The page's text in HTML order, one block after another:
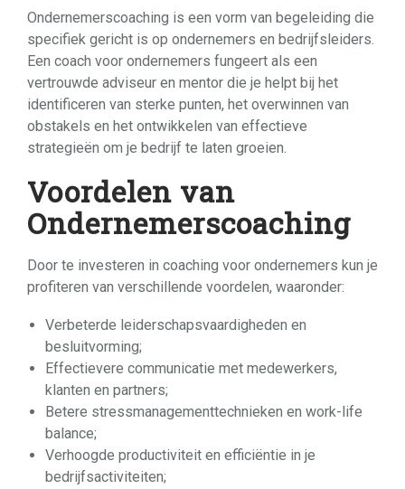
Ondernemerscoaching is een vorm van begeleiding die
specifiek gericht is op ondernemers en bedrijfsleiders.
Een coach voor ondernemers fungeert als een
vertrouwde adviseur en mentor die je helpt bij het
identificeren van sterke punten, het overwinnen van
obstakels en het ontwikkelen van effectieve
strategieën om je bedrijf te laten groeien.
Voordelen van
Ondernemerscoaching
Door te investeren in coaching voor ondernemers kun je
profiteren van verschillende voordelen, waaronder:
Verbeterde leiderschapsvaardigheden en
besluitvorming;
Effectievere communicatie met medewerkers,
klanten en partners;
Betere stressmanagementtechnieken en work-life
balance;
Verhoogde productiviteit en efficiëntie in je
bedrijfsactiviteiten;